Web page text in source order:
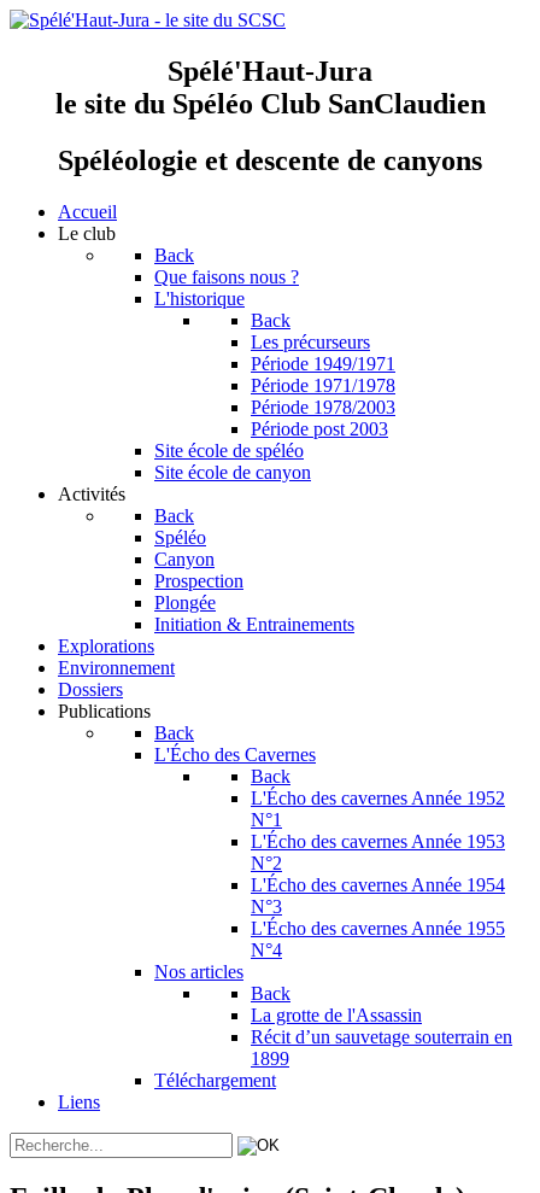
Spélé'Haut-Jura
le site du Spéléo Club SanClaudien
Spéléologie et descente de canyons
Accueil
Le club
Back
Que faisons nous ?
L'historique
Back
Les précurseurs
Période 1949/1971
Période 1971/1978
Période 1978/2003
Période post 2003
Site école de spéléo
Site école de canyon
Activités
Back
Spéléo
Canyon
Prospection
Plongée
Initiation & Entrainements
Explorations
Environnement
Dossiers
Publications
Back
L'Écho des Cavernes
Back
L'Écho des cavernes Année 1952
N°1
L'Écho des cavernes Année 1953
N°2
L'Écho des cavernes Année 1954
N°3
L'Écho des cavernes Année 1955
N°4
Nos articles
Back
La grotte de l'Assassin
Récit d’un sauvetage souterrain en
1899
Téléchargement
Liens